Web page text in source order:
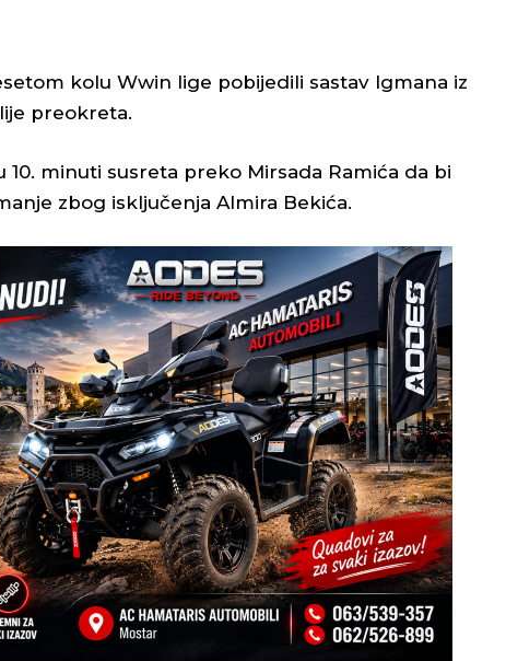
kolu Wwin lige pobijedili sastav Igmana iz
preokreta.
10. minuti susreta preko Mirsada Ramića da bi
zbog isključenja Almira Bekića.